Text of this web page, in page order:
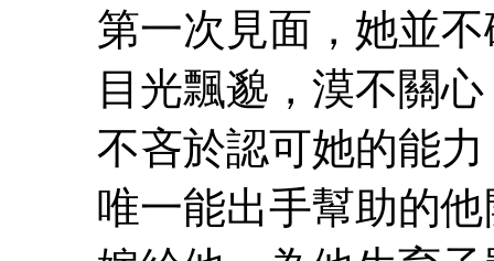
第一次見面，她並
目光飄邈，漠不關
不吝於認可她的能
唯一能出手幫助的